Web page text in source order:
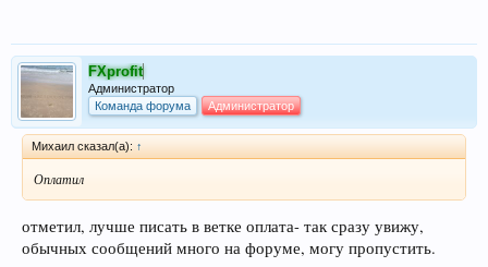
FXprofit
Администратор
Команда форума
Администратор
Михаил сказал(а): ↑
Оплатил
отметил, лучше писать в ветке оплата- так сразу увижу,
обычных сообщений много на форуме, могу пропустить.